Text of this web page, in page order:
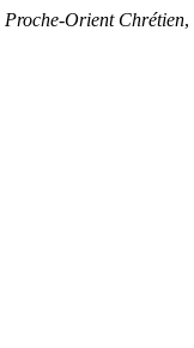
Proche-Orient Chrétien,